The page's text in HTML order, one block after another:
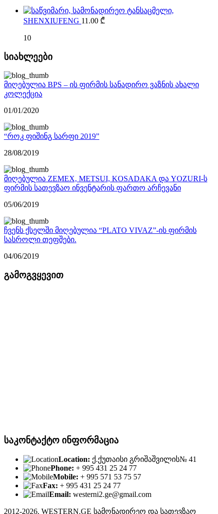
SHENXIUFENG 11.00 ₾
10
სიახლეები
მიღებულია BPS – ის ფირმის სანადირო ვაზნის ახალი
კოლექცია
01/01/2020
“როკ ფიშინგ სარფი 2019”
28/08/2019
მიღებულია ZEMEX, METSUI, KOSADAKA და YOZURI-ს
ფირმის სათევზაო ინვენტარის ფართო არჩევანი
05/06/2019
ჩვენს ქსელში მიღებულია “PLATO VIVAZ”-ის ფირმის
სასროლი თეფშები.
04/06/2019
გამოგვყევით
საკონტაქტო ინფორმაცია
Location: ქ.ქუთაისი გრიშაშვილის№ 41
Phone: + 995 431 25 24 77
Mobile: + 995 571 53 75 57
Fax: + 995 431 25 24 77
Email: westerni2.ge@gmail.com
2012-2026. WESTERN.GE სამონადირეო და სათევზაო